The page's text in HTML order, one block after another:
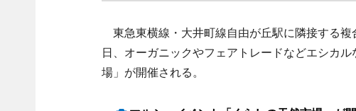
東急東横線・大井町線自由が丘駅に隣接する複
日、オーガニックやフェアトレードなどエシカ
場」が開催される。